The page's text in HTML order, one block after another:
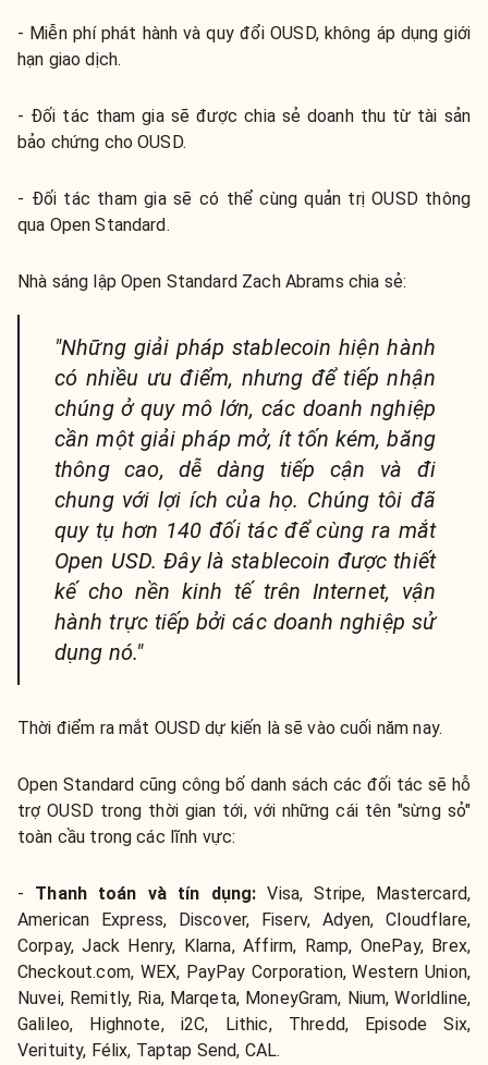
- Miễn phí phát hành và quy đổi OUSD, không áp dụng giới
hạn giao dịch.
- Đối tác tham gia sẽ được chia sẻ doanh thu từ tài sản
bảo chứng cho OUSD.
- Đối tác tham gia sẽ có thể cùng quản trị OUSD thông
qua Open Standard.
Nhà sáng lập Open Standard Zach Abrams chia sẻ:
"Những giải pháp stablecoin hiện hành
có nhiều ưu điểm, nhưng để tiếp nhận
chúng ở quy mô lớn, các doanh nghiệp
cần một giải pháp mở, ít tốn kém, băng
thông cao, dễ dàng tiếp cận và đi
chung với lợi ích của họ. Chúng tôi đã
quy tụ hơn 140 đối tác để cùng ra mắt
Open USD. Đây là stablecoin được thiết
kế cho nền kinh tế trên Internet, vận
hành trực tiếp bởi các doanh nghiệp sử
dụng nó."
Thời điểm ra mắt OUSD dự kiến là sẽ vào cuối năm nay.
Open Standard cũng công bố danh sách các đối tác sẽ hỗ
trợ OUSD trong thời gian tới, với những cái tên "sừng sỏ"
toàn cầu trong các lĩnh vực:
- Thanh toán và tín dụng: Visa, Stripe, Mastercard,
American Express, Discover, Fiserv, Adyen, Cloudflare,
Corpay, Jack Henry, Klarna, Affirm, Ramp, OnePay, Brex,
Checkout.com, WEX, PayPay Corporation, Western Union,
Nuvei, Remitly, Ria, Marqeta, MoneyGram, Nium, Worldline,
Galileo, Highnote, i2C, Lithic, Thredd, Episode Six,
Verituity, Félix, Taptap Send, CAL.